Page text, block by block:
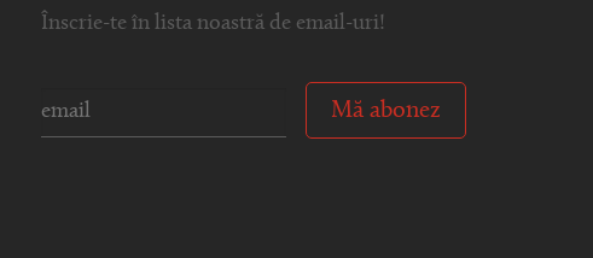
Înscrie-te în lista noastră de email-uri!
Mă abonez